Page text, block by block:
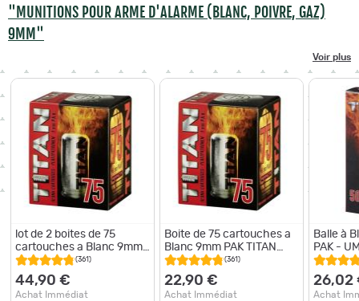
"MUNITIONS POUR ARME D'ALARME (BLANC, POIVRE, GAZ)
9MM"
Voir plus
lot de 2 boites de 75
cartouches a Blanc 9mm
PAK TITAN Perfecta
umarex
(361)
44,90 €
Achat Immédiat
Boite de 75 cartouches a
Blanc 9mm PAK TITAN
Perfecta
(361)
22,90 €
Achat Immédiat
Balle à
PAK -
26,02
Achat